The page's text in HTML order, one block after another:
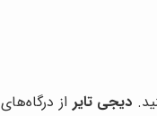
دیجی تایر از